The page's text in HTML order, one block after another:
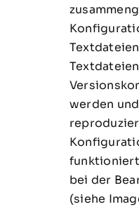
werden
bei der
(siehe